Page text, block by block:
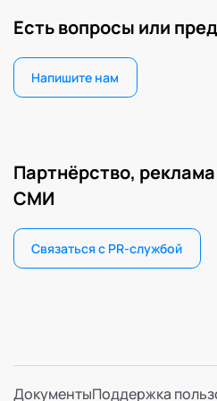
Есть вопросы или
Напишите нам
Партнёрство,
СМИ
Связаться с PR-службой
ДокументыПоддержка